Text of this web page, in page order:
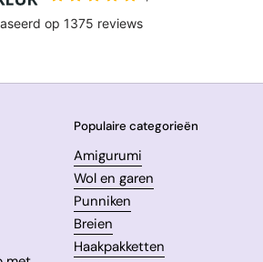
Populaire categorieën
Amigurumi
Wol en garen
Punniken
Breien
Haakpakketten